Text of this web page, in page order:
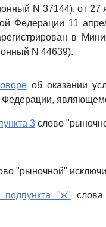
N 37144), от
Федерации 11
в
N 44639).
об оказании
3 слово
"рыночной"
"ж"